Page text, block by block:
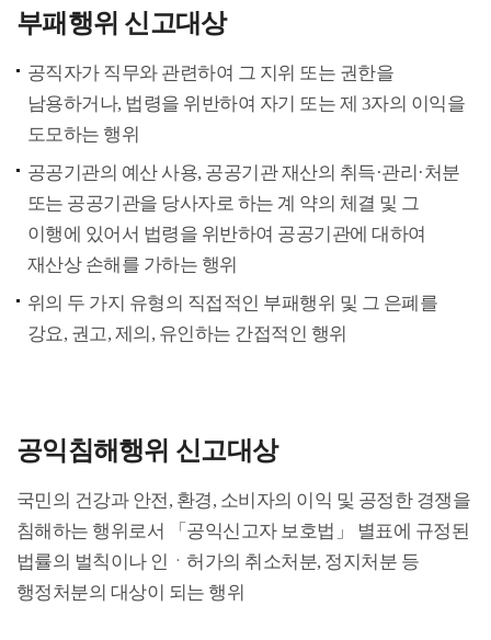
부패행위 신고대상
공직자가 직무와 관련하여 그 지위 또는 권한을
남용하거나, 법령을 위반하여 자기 또는 제 3자의 이익을
도모하는 행위
공공기관의 예산 사용, 공공기관 재산의 취득·관리·처분
또는 공공기관을 당사자로 하는 계 약의 체결 및 그
이행에 있어서 법령을 위반하여 공공기관에 대하여
재산상 손해를 가하는 행위
위의 두 가지 유형의 직접적인 부패행위 및 그 은폐를
강요, 권고, 제의, 유인하는 간접적인 행위
공익침해행위 신고대상
국민의 건강과 안전, 환경, 소비자의 이익 및 공정한 경쟁을
침해하는 행위로서 「공익신고자 보호법」 별표에 규정된
법률의 벌칙이나 인ㆍ허가의 취소처분, 정지처분 등
행정처분의 대상이 되는 행위